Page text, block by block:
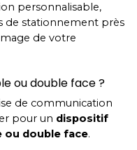
personnalisable,
de stationnement près
de votre
ou double face ?
de communication
pour un dispositif
ou double face.